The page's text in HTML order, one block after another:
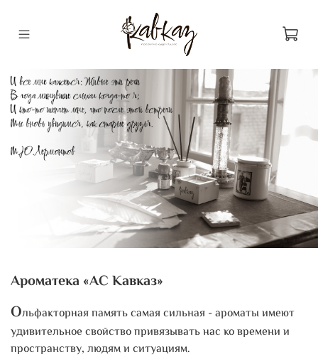
Ароматека «АС Кавказ»
Ольфакторная память самая сильная - ароматы имеют
удивительное свойство привязывать нас ко времени и
пространству, людям и ситуациям.